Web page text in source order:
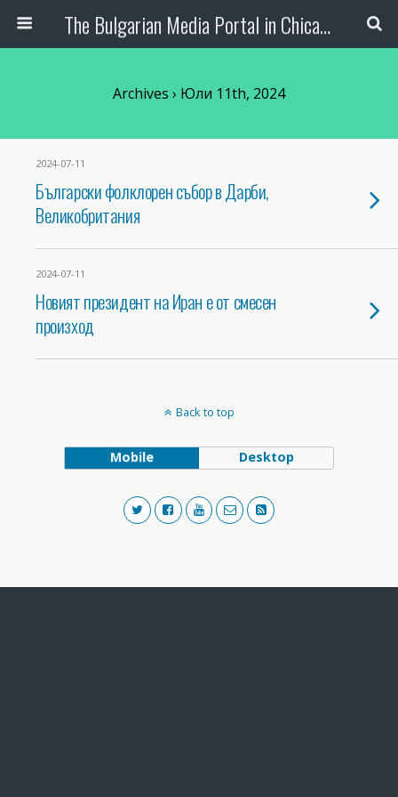
The Bulgarian Media Portal in Chicago
Archives › Юли 11th, 2024
2024-07-11
Български фолклорен събор в Дарби,
Великобритания
2024-07-11
Новият президент на Иран е от смесен
произход
Back to top
Mobile Desktop